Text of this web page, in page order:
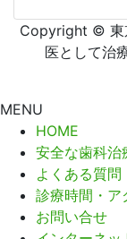
Copyright © 東
医として治
MENU
HOME
安全な歯科治
よくある質問
診療時間・ア
お問い合せ